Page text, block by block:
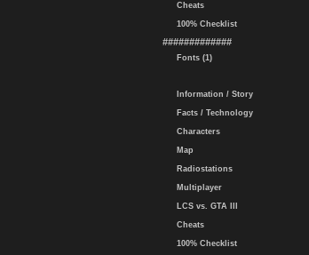
Cheats
100% Checklist
#############
Fonts (1)
Information / Story
Facts / Technology
Characters
Map
Radiostations
Multiplayer
LCS vs. GTA III
Cheats
100% Checklist